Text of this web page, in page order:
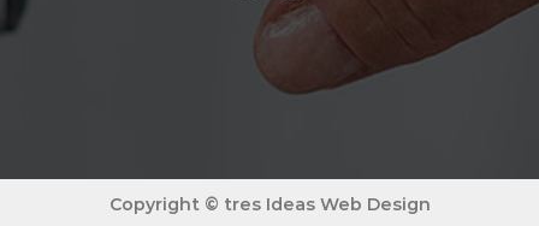
Copyright © tres Ideas Web Design